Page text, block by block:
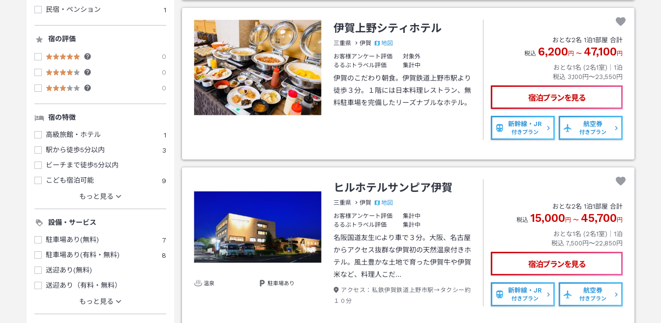
民宿・ペンション
1
宿の評価
0
0
0
宿の特徴
高級旅館・ホテル
1
駅から徒歩5分以内
3
ビーチまで徒歩5分以内
こども宿泊可能
9
もっと見る
設備・サービス
駐車場あり(無料)
7
駐車場あり(有料・無料)
8
送迎あり(無料)
送迎あり（有料・無料）
もっと見る
伊賀上野シティホテル
三重県 伊賀
地図
お客様アンケート評価
対象外
るるぶトラベル評価
集計中
伊賀のこだわり朝食。伊賀鉄道上野市駅より
徒歩３分。１階には日本料理レストラン、無
料駐車場を完備したリーズナブルなホテル。
おとな2名 1泊1部屋 合計
税込 6,200 円 〜 47,100 円
おとな1名 (2名1室)｜ 1泊
税込 3,100円〜23,550円
宿泊プランを見る
新幹線・JR
付きプラン
航空券
付きプラン
温泉 駐車場あり
ヒルホテルサンピア伊賀
三重県 伊賀
地図
お客様アンケート評価
集計中
るるぶトラベル評価
集計中
名阪国道友生ICより車で３分。大阪、名古屋
からアクセス抜群な伊賀初の天然温泉付きホ
テル。風土豊かな土地で育った伊賀牛や伊賀
米など、料理人こだ…
アクセス： 私鉄伊賀鉄道上野市駅→タクシー約
１０分
おとな2名 1泊1部屋 合計
税込 15,000 円 〜 45,700 円
おとな1名 (2名1室)｜ 1泊
税込 7,500円〜22,850円
宿泊プランを見る
新幹線・JR
付きプラン
航空券
付きプラン